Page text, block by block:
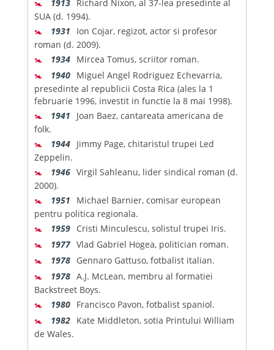
1913 Richard Nixon, al 37-lea presedinte al
SUA (d. 1994).
🚼 1931
Ion Cojar, regizot, actor si profesor
roman (d. 2009).
🚼 1934 Mircea Tomus, scriitor roman.
🚼 1940 Miguel Angel Rodriguez Echevarria,
presedinte al republicii Costa Rica (ales la 1
februarie 1996, investit in functie la 8 mai 1998).
🚼 1941
Joan Baez, cantareata americana de
folk.
🚼 1944 Jimmy Page, chitaristul trupei Led
Zeppelin.
🚼 1946 Virgil Sahleanu, lider sindical roman (d.
2000).
🚼 1951
Michael Barnier, comisar european
pentru politica regionala.
🚼 1959 Cristi Minculescu, solistul trupei Iris.
🚼 1977 Vlad Gabriel Hogea, politician roman.
🚼 1978 Gennaro Gattuso, fotbalist italian.
🚼 1978 A.J. McLean, membru al formatiei
Backstreet Boys.
🚼 1980 Francisco Pavon, fotbalist spaniol.
🚼 1982 Kate Middleton, sotia Printului William
de Wales.